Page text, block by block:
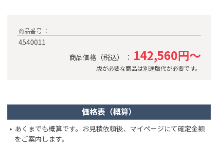
商品番号 ：
4540011
商品価格（税込） ： 142,560円～
版が必要な商品は別途版代が必要です。
価格表（概算）
あくまでも概算です。お見積依頼後、マイページにて確定金額
をご案内します。